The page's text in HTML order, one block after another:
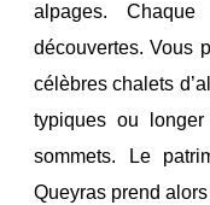
alpages.
découvertes.Vous
célèbres chalets
typiques ou
sommets.
Le
Queyras prend